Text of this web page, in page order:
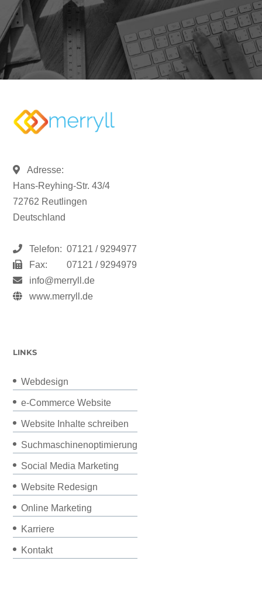
Adresse:
Hans-Reyhing-Str. 43/4
72762 Reutlingen
Deutschland
Telefon: 07121 / 9294977
Fax:
07121 / 9294979
info@merryll.de
www.merryll.de
LINKS
Webdesign
e-Commerce Website
Website Inhalte schreiben
Suchmaschinenoptimierung
Social Media Marketing
Website Redesign
Online Marketing
Karriere
Kontakt